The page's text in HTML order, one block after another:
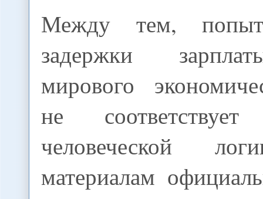
Между тем,
задержки
мирового
не
человеческой
материалам